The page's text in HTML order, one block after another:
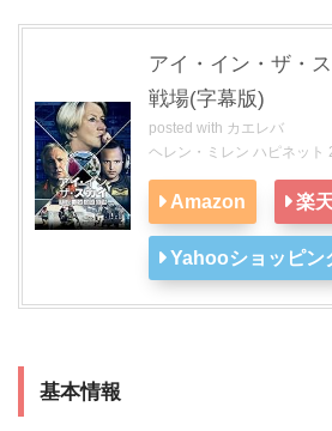
アイ・イン・ザ・
戦場(字幕版)
posted with カエレバ
ヘレン・ミレン ハピネット
Amazon 楽
Yahooショッピン
基本情報